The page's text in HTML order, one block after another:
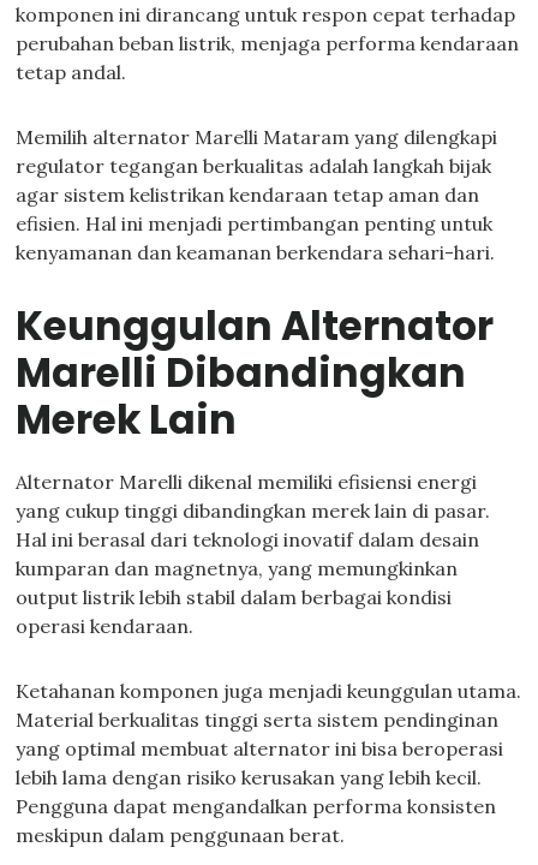
komponen ini dirancang untuk respon cepat terhadap
perubahan beban listrik, menjaga performa kendaraan
tetap andal.
Memilih alternator Marelli Mataram yang dilengkapi
regulator tegangan berkualitas adalah langkah bijak
agar sistem kelistrikan kendaraan tetap aman dan
efisien. Hal ini menjadi pertimbangan penting untuk
kenyamanan dan keamanan berkendara sehari-hari.
Keunggulan Alternator
Marelli Dibandingkan
Merek Lain
Alternator Marelli dikenal memiliki efisiensi energi
yang cukup tinggi dibandingkan merek lain di pasar.
Hal ini berasal dari teknologi inovatif dalam desain
kumparan dan magnetnya, yang memungkinkan
output listrik lebih stabil dalam berbagai kondisi
operasi kendaraan.
Ketahanan komponen juga menjadi keunggulan utama.
Material berkualitas tinggi serta sistem pendinginan
yang optimal membuat alternator ini bisa beroperasi
lebih lama dengan risiko kerusakan yang lebih kecil.
Pengguna dapat mengandalkan performa konsisten
meskipun dalam penggunaan berat.